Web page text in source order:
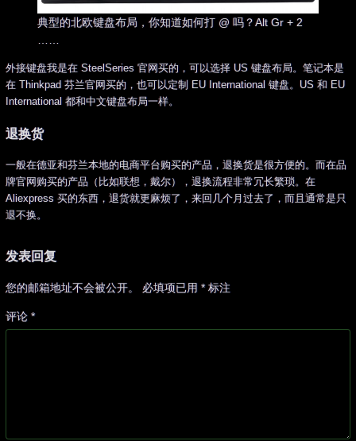
典型的北欧键盘布局，你知道如何打 @ 吗？Alt Gr + 2
外接键盘我是在 SteelSeries 官网买的，可以选择 US 键盘布局。笔记本是
在 Thinkpad 芬兰官网买的，也可以定制 EU International 键盘。US 和 EU
International 都和中文键盘布局一样。
退换货
一般在德亚和芬兰本地的电商平台购买的产品，退换货是很方便的。而在品
牌官网购买的产品（比如联想，戴尔），退换流程非常冗长繁琐。在
Aliexpress 买的东西，退货就更麻烦了，来回几个月过去了，而且通常是只
退不换。
发表回复
您的邮箱地址不会被公开。 必填项已用 *标注
评论 *